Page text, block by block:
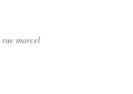
rue marcel